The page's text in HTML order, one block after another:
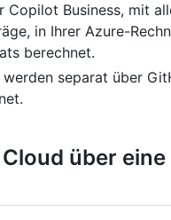
Business, mit
in Ihrer Azure-
berechnet.
separat über
über